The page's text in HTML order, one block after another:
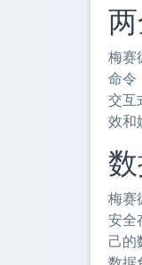
梅赛
命令
交互
效和
梅赛
安全
己的